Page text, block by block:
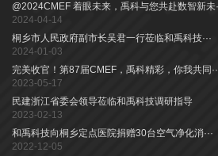
@2024CMEF 着眼未来，禹科与您共赴数智新未
2024-04-14
桐乡市人民政府副市长吴君一行莅临和禹科技···
2024-01-03
完美收官！第87届CMEF，禹科精彩，你我共同
2023-05-17
民建浙江省委会领导莅临和禹科技调研指导
2023-02-13
和禹科技向桐乡定点医院捐赠30台空气净化消···
2022-12-05